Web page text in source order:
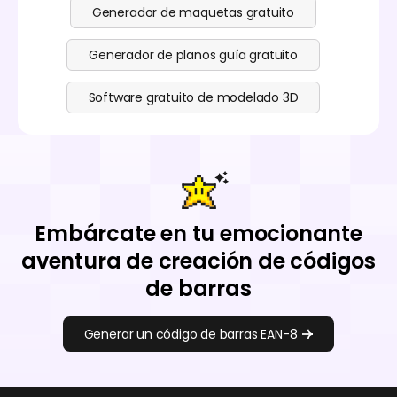
Generador de maquetas gratuito
Generador de planos guía gratuito
Software gratuito de modelado 3D
Embárcate en tu emocionante
aventura de creación de códigos
de barras
Generar un código de barras EAN-8